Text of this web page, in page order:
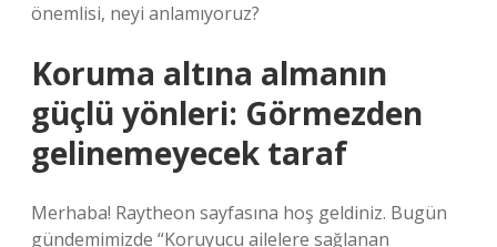
önemlisi, neyi anlamıyoruz?
Koruma altına almanın
güçlü yönleri: Görmezden
gelinemeyecek taraf
Merhaba! Raytheon sayfasına hoş geldiniz. Bugün
gündemimizde “Koruyucu ailelere sağlanan